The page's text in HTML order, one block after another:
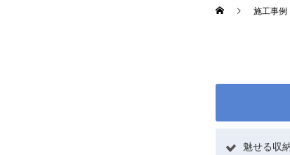
施工事例
魅せる収